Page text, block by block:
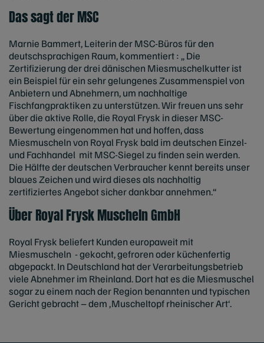
Das sagt der MSC
Marnie Bammert, Leiterin der MSC-Büros für den
deutschsprachigen Raum, kommentiert : „ Die
Zertifizierung der drei dänischen Miesmuschelkutter ist
ein Beispiel für ein sehr gelungenes Zusammenspiel von
Anbietern und Abnehmern, um nachhaltige
Fischfangpraktiken zu unterstützen. Wir freuen uns sehr
über die aktive Rolle, die Royal Frysk in dieser MSC-
Bewertung eingenommen hat und hoffen, dass
Miesmuscheln von Royal Frysk bald im deutschen Einzel-
und Fachhandel mit MSC-Siegel zu finden sein werden.
Die Hälfte der deutschen Verbraucher kennt bereits unser
blaues Zeichen und wird dieses als nachhaltig
zertifiziertes Angebot sicher dankbar annehmen.“
Über Royal Frysk Muscheln GmbH
Royal Frysk beliefert Kunden europaweit mit
Miesmuscheln - gekocht, gefroren oder küchenfertig
abgepackt. In Deutschland hat der Verarbeitungsbetrieb
viele Abnehmer im Rheinland. Dort hat es die Miesmuschel
sogar zu einem nach der Region benannten und typischen
Gericht gebracht – dem ‚Muscheltopf rheinischer Art‘.